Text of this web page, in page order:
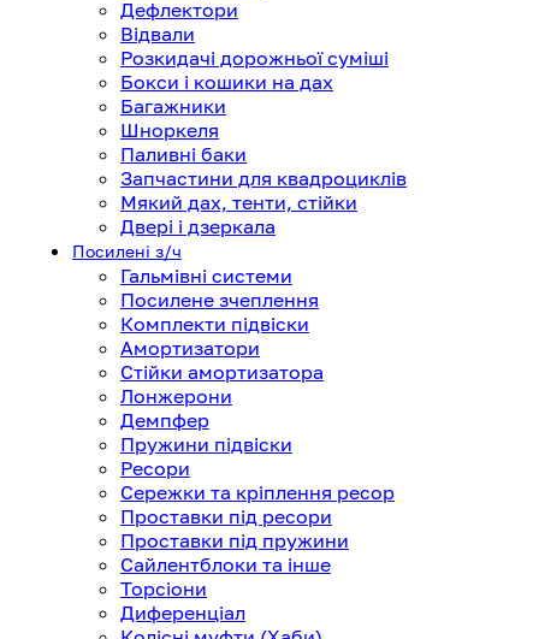
Дефлектори
Відвали
Розкидачі дорожньої суміші
Бокси і кошики на дах
Багажники
Шноркеля
Паливні баки
Запчастини для квадроциклів
Мякий дах, тенти, стійки
Двері і дзеркала
Посилені з/ч
Гальмівні системи
Посилене зчеплення
Комплекти підвіски
Амортизатори
Стійки амортизатора
Лонжерони
Демпфер
Пружини підвіски
Ресори
Сережки та кріплення ресор
Проставки під ресори
Проставки під пружини
Сайлентблоки та інше
Торсіони
Диференціал